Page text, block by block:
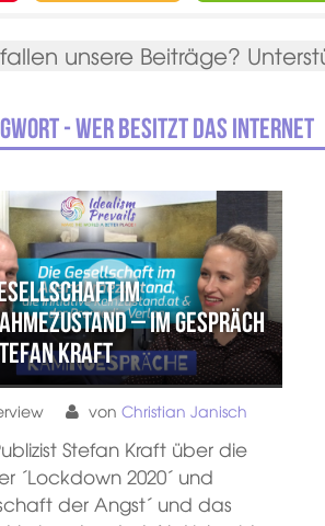
unsere Beiträge?
- Wer besitzt das Internet
im
– Im Gespräch
Kraft
vonChristian Janisch
Stefan Kraft über die
´Lockdown 2020´ und
der Angst´ und das